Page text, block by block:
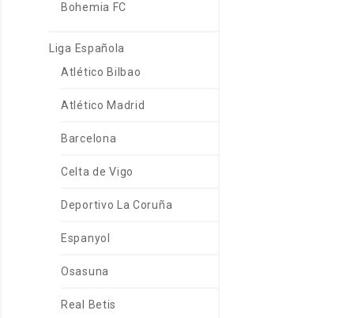
Bohemia FC
Liga Española
Atlético Bilbao
Atlético Madrid
Barcelona
Celta de Vigo
Deportivo La Coruña
Espanyol
Osasuna
Real Betis